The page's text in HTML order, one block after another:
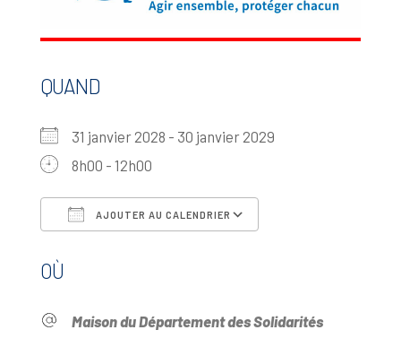
QUAND
31 janvier 2028 - 30 janvier 2029
8h00 - 12h00
AJOUTER AU CALENDRIER
OÙ
Maison du Département des Solidarités